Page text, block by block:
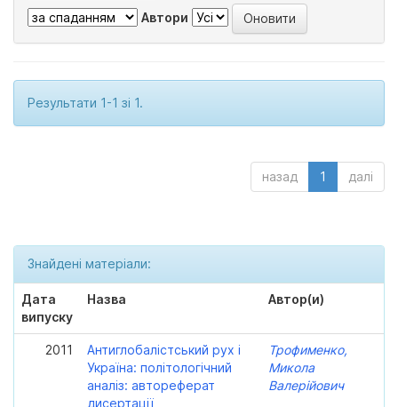
Автори
Результати 1-1 зі 1.
назад 1 далі
Знайдені матеріали:
Дата
випуску
Назва Автор(и)
2011
Антиглобалістський рух і
Україна: політологічний
аналіз: автореферат
дисертації
Трофименко,
Микола
Валерійович